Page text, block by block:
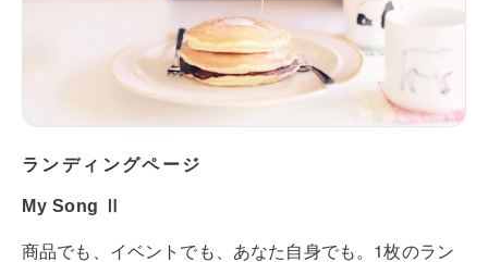
ランディングページ
My Song Ⅱ
商品でも、イベントでも、あなた自身でも。1枚のラン